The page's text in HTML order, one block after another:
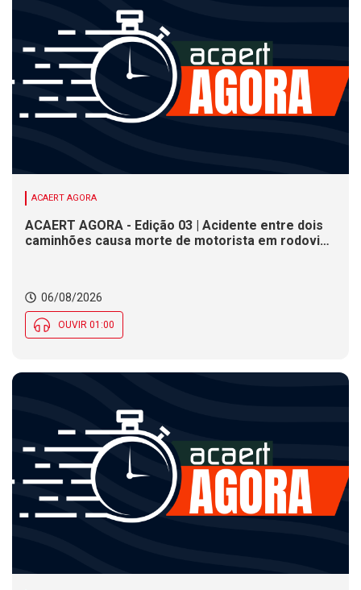
ACAERT AGORA
ACAERT AGORA - Edição 03 | Acidente entre dois
caminhões causa morte de motorista em rodovia
quinta (6) em SC
06/08/2026
OUVIR 01:00